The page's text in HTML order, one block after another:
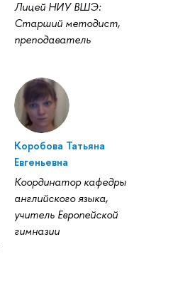
Лицей НИУ ВШЭ:
Старший методист,
преподаватель
Коробова Татьяна
Евгеньевна
Координатор кафедры
английского языка,
учитель Европейской
имназии